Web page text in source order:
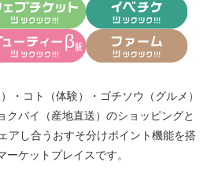
・ コト（体験） ・ ゴチソウ（グルメ）
クバイ（産地直送） のショッピングと
アし合う おすそ分けポイント機能を搭
ーケットプレイスです。